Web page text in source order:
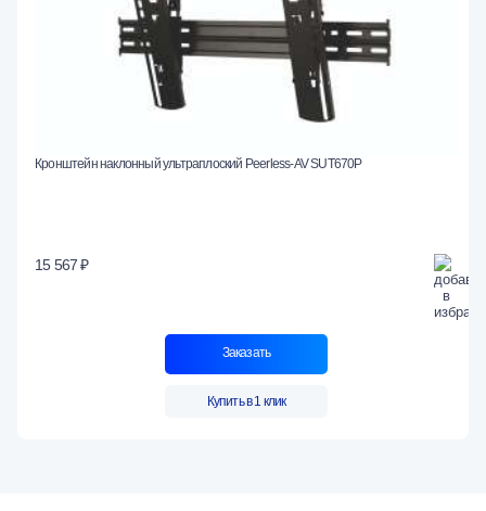
Кронштейн наклонный ультраплоский Peerless-AV SUT670P
15 567 ₽
Заказать
Купить в 1 клик